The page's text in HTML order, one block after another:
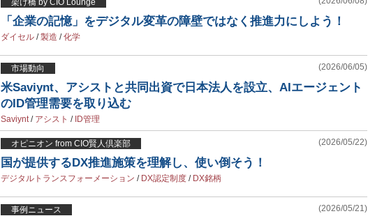
架け橋 by CIO Lounge
「企業の記憶」をデジタル変革の障壁ではなく推進力にしよう！
ダイセル /製造 /化学
市場動向 (2026/06/05)
米Saviynt、アシストと共同出資で日本法人を設立、AIエージェント
のID管理需要を取り込む
Saviynt/ アシスト / ID管理
オピニオン from CIO賢人倶楽部 (2026/05/22)
国が提供するDX推進施策を理解し、使い倒そう！
デジタルトランスフォーメーション / DX認定制度 / DX銘柄
事例ニュース (2026/05/21)